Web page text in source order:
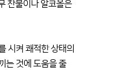
찬물이나 알코올은
시켜 쾌적한 상태의
는 것에 도움을 줄